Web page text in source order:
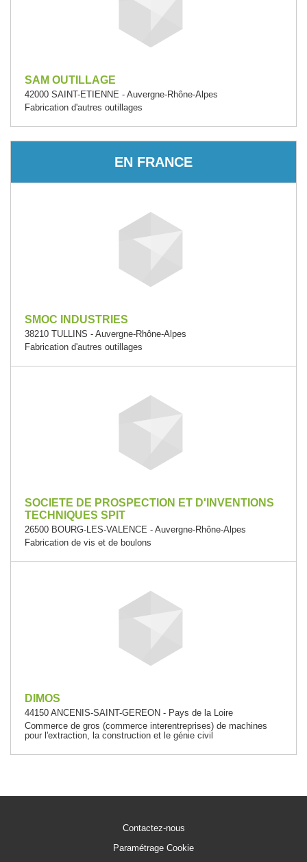
SAM OUTILLAGE
42000 SAINT-ETIENNE - Auvergne-Rhône-Alpes
Fabrication d'autres outillages
EN FRANCE
SMOC INDUSTRIES
38210 TULLINS - Auvergne-Rhône-Alpes
Fabrication d'autres outillages
SOCIETE DE PROSPECTION ET D'INVENTIONS
TECHNIQUES SPIT
26500 BOURG-LES-VALENCE - Auvergne-Rhône-Alpes
Fabrication de vis et de boulons
DIMOS
44150 ANCENIS-SAINT-GEREON - Pays de la Loire
Commerce de gros (commerce interentreprises) de machines
pour l'extraction, la construction et le génie civil
Contactez-nous
Paramétrage Cookie